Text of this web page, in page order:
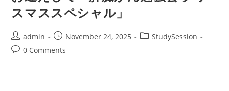
講
義
『膵
が
ん
スマススペシャル」
Post
author:
admin
Post
published:
November 24, 2025
PostStudySession
Post0 Comments